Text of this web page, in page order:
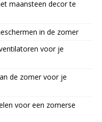
maansteen decor te
in de zomer
voor je
de zomer voor je
voor een zomerse